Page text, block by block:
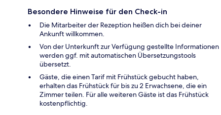
Besondere Hinweise für den Check-in
Die Mitarbeiter der Rezeption heißen dich bei deiner
Ankunft willkommen.
Von der Unterkunft zur Verfügung gestellte Informationen
werden ggf. mit automatischen Übersetzungstools
übersetzt.
Gäste, die einen Tarif mit Frühstück gebucht haben,
erhalten das Frühstück für bis zu 2 Erwachsene, die ein
Zimmer teilen. Für alle weiteren Gäste ist das Frühstück
kostenpflichtig.